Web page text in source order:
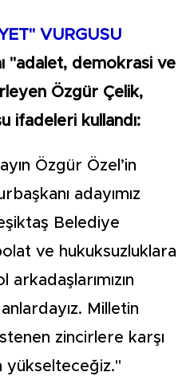
VURGUSU
"adalet, demokrasi ve
Özgür Çelik,
ifadeleri kullandı:
Özgür Özel’in
adayımız
Belediye
ve hukuksuzluklara
Milletin
zincirlere karşı
yükselteceğiz."